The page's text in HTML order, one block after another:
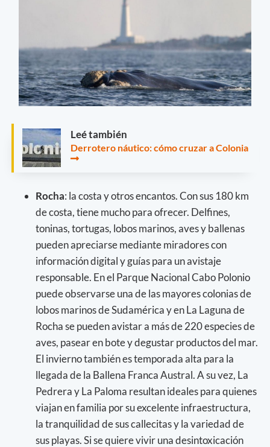
Leé también
Derrotero náutico: cómo cruzar a Colonia
Rocha: la costa y otros encantos. Con sus 180 km
de costa, tiene mucho para ofrecer. Delfines,
toninas, tortugas, lobos marinos, aves y ballenas
pueden apreciarse mediante miradores con
información digital y guías para un avistaje
responsable. En el Parque Nacional Cabo Polonio
puede observarse una de las mayores colonias de
lobos marinos de Sudamérica y en La Laguna de
Rocha se pueden avistar a más de 220 especies de
aves, pasear en bote y degustar productos del mar.
El invierno también es temporada alta para la
llegada de la Ballena Franca Austral. A su vez, La
Pedrera y La Paloma resultan ideales para quienes
viajan en familia por su excelente infraestructura,
la tranquilidad de sus callecitas y la variedad de
sus playas. Si se quiere vivir una desintoxicación